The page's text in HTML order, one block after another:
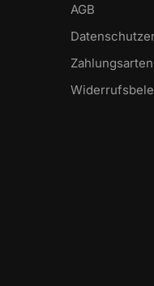
AGB
Zahlungsarten